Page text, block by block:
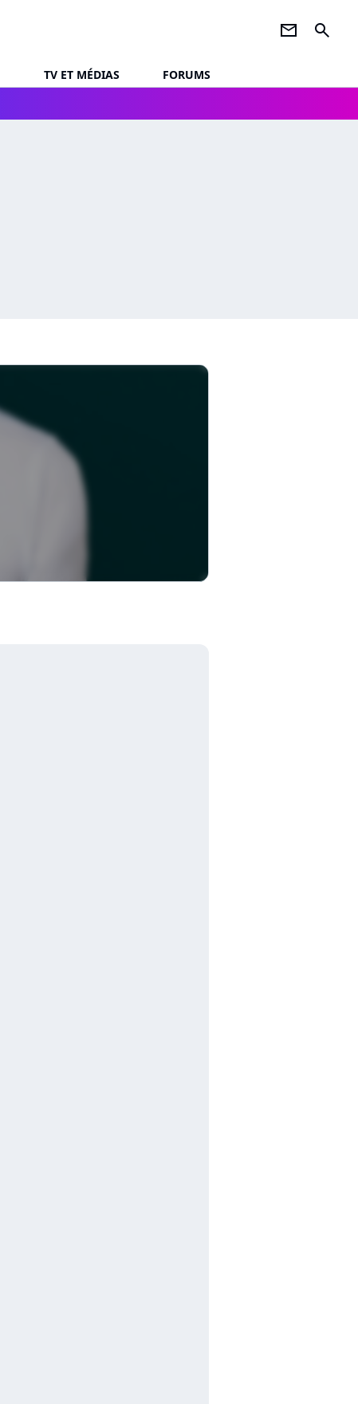
newsletter search
TV ET MÉDIAS
FORUMS